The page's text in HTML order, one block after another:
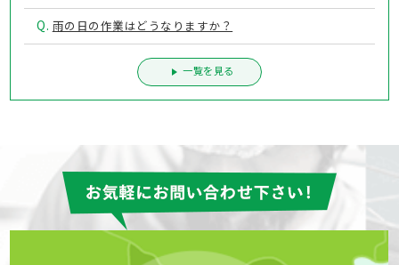
Q. 雨の日の作業はどうなりますか？
一覧を見る